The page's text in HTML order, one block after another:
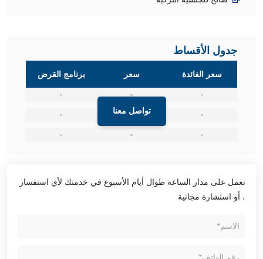
جدول الأقساط
تواصل معنا
سعر الفائدة سعر
برنامج القرض
-
-
-
-
-
-
-
-
-
نعمل على مدار الساعة طوال أيام الأسبوع في خدمتك لأي استفسار
، أو استشارة مجانية